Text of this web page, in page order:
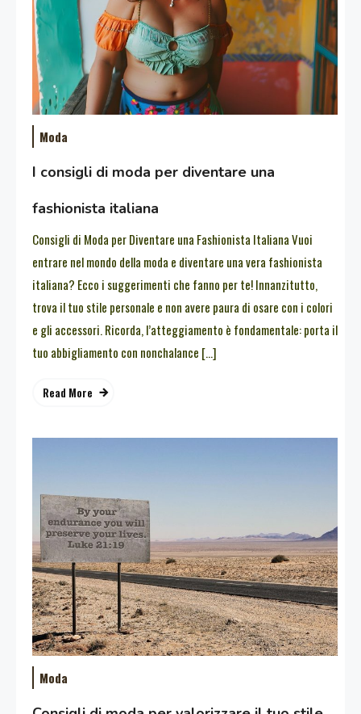
Moda
I consigli di moda per diventare una
fashionista italiana
Consigli di Moda per Diventare una Fashionista Italiana Vuoi
entrare nel mondo della moda e diventare una vera fashionista
italiana? Ecco i suggerimenti che fanno per te! Innanzitutto,
trova il tuo stile personale e non avere paura di osare con i colori
e gli accessori. Ricorda, l’atteggiamento è fondamentale: porta il
tuo abbigliamento con nonchalance […]
Read More
Moda